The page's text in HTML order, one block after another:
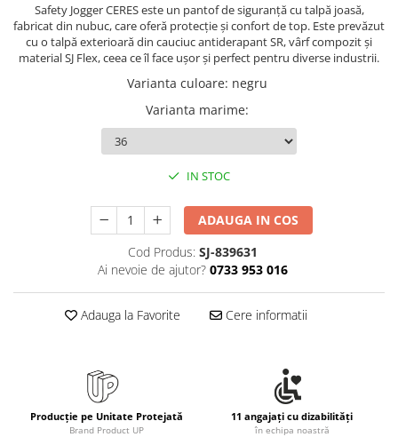
Pixuri cu gel
Stilouri
Seturi de scris Premium
Instrumente de scris eco
Creioane mecanice si grafit
Carioci si creioane colorate
Tavite documente si suporturi
Ascutitori, radiere, agrafe
Foarfece pentru birou
Produse Antibacteriene
Articole pentru baie
Articole pentru bucatarie
Safety Jogger CERES este un pantof de siguranță cu talpă joasă,
fabricat din nubuc, care oferă protecție și confort de top. Este prevăzut
cu o talpă exterioară din cauciuc antiderapant SR, vârf compozit și
material SJ Flex, ceea ce îl face ușor și perfect pentru diverse industrii.
Varianta culoare: negru
Varianta marime:
IN STOC
ADAUGA IN COS
Cod Produs: SJ-839631
Ai nevoie de ajutor? 0733 953 016
Adauga la Favorite Cere informatii
Producție pe Unitate Protejată
Brand Product UP
11 angajați cu dizabilități
în echipa noastră